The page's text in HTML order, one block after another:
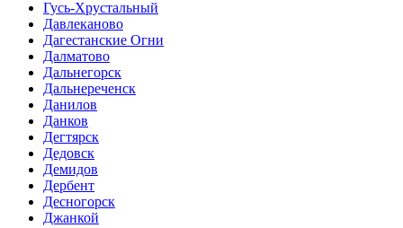
Гусь-Хрустальный
Давлеканово
Дагестанские Огни
Далматово
Дальнегорск
Дальнереченск
Данилов
Данков
Дегтярск
Дедовск
Демидов
Дербент
Десногорск
Джанкой